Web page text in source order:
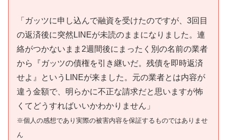
「ガッツに申し込んで融資を受けたのですが、3回目
の返済後に突然LINEが未読のままになりました。連
絡がつかないまま2週間後にまったく別の名前の業者
から『ガッツの債権を引き継いだ。残債を即時返済
せよ』というLINEが来ました。元の業者とは内容が
違う金額で、明らかに不正な請求だと思いますが怖
くてどうすればいいかわかりません」
※個人の感想であり実際の被害内容を保証するものではありませ
ん